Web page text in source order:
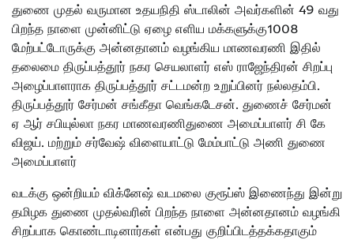
துணை முதல் வருமான உதயநிதி ஸ்டாலின் அவர்களின் 49 வது
பிறந்த நாளை முன்னிட்டு ஏழை எளிய மக்களுக்கு1008
மேற்பட்டோருக்கு அன்னதானம் வழங்கிய மாணவரணி இதில்
தலைமை திருப்பத்தூர் நகர செயலாளர் எஸ் ராஜேந்திரன் சிறப்பு
அழைப்பாளராக திருப்பத்தூர் சட்டமன்ற உறுப்பினர் நல்லதம்பி.
திருப்பத்தூர் சேர்மன் சங்கீதா வெங்கடேசன். துணைச் சேர்மன்
ஏ ஆர் சபியுல்லா நகர மாணவரணிதுணை அமைப்பாளர் சி கே
விஜய். மற்றும் சர்வேஷ் விளையாட்டு மேம்பாட்டு அணி துணை
அமைப்பாளர்
வடக்கு ஒன்றியம் விக்னேஷ் வடமலை குரூப்ஸ் இணைந்து இன்று
தமிழக துணை முதல்வரின் பிறந்த நாளை அன்னதானம் வழங்கி
சிறப்பாக கொண்டாடினார்கள் என்பது குறிப்பிடத்தக்கதாகும்